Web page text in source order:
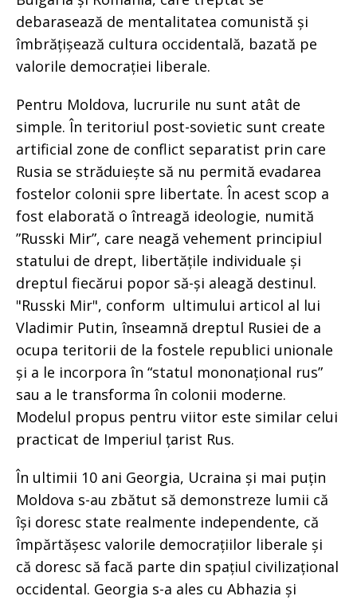
debarasează de mentalitatea comunistă și
îmbrățișează cultura occidentală, bazată pe
valorile democrației liberale.
Pentru Moldova, lucrurile nu sunt atât de
simple. În teritoriul post-sovietic sunt create
artificial zone de conflict separatist prin care
Rusia se străduiește să nu permită evadarea
fostelor colonii spre libertate. În acest scop a
fost elaborată o întreagă ideologie, numită
”Russki Mir”, care neagă vehement principiul
statului de drept, libertățile individuale și
dreptul fiecărui popor să-și aleagă destinul.
"Russki Mir", conform ultimului articol al lui
Vladimir Putin, înseamnă dreptul Rusiei de a
ocupa teritorii de la fostele republici unionale
și a le incorpora în “statul mononațional rus”
sau a le transforma în colonii moderne.
Modelul propus pentru viitor este similar celui
practicat de Imperiul țarist Rus.
În ultimii 10 ani Georgia, Ucraina și mai puțin
Moldova s-au zbătut să demonstreze lumii că
își doresc state realmente independente, că
împărtășesc valorile democrațiilor liberale și
că doresc să facă parte din spațiul civilizațional
occidental. Georgia s-a ales cu Abhazia și